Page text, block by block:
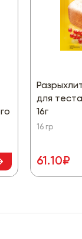
для
16г
16 гр
61.10₽